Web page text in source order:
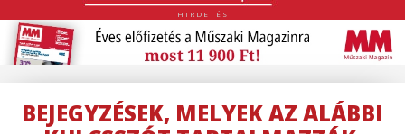
HIRDETÉS
BEJEGYZÉSEK, MELYEK AZ ALÁBBI